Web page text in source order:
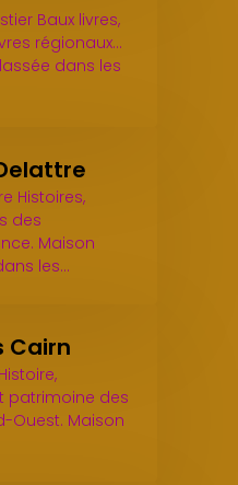
Baux livres,
régionaux...
dans les
Histoires,
des
Maison
les…
Cairn
patrimoine des
Ouest. Maison